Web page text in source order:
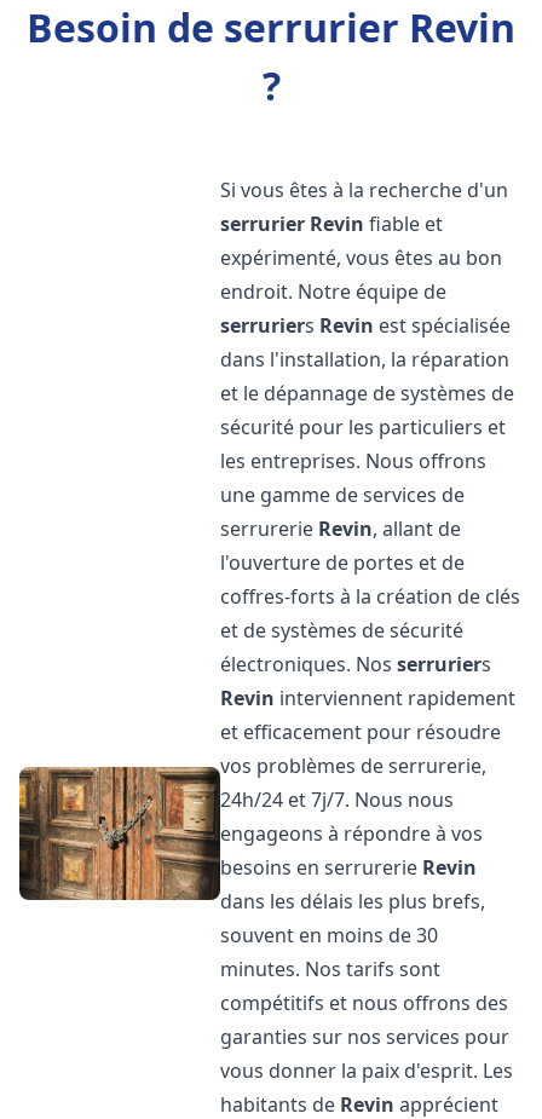
Besoin de serrurier Revin
?
Si vous êtes à la recherche d'un
serrurier Revin fiable et
expérimenté, vous êtes au bon
endroit. Notre équipe de
serruriers Revin est spécialisée
dans l'installation, la réparation
et le dépannage de systèmes de
sécurité pour les particuliers et
les entreprises. Nous offrons
une gamme de services de
serrurerie Revin, allant de
l'ouverture de portes et de
coffres-forts à la création de clés
et de systèmes de sécurité
électroniques. Nosserruriers
Revin interviennent rapidement
et efficacement pour résoudre
vos problèmes de serrurerie,
24h/24 et 7j/7. Nous nous
engageons à répondre à vos
besoins en serrurerie Revin
dans les délais les plus brefs,
souvent en moins de 30
minutes. Nos tarifs sont
compétitifs et nous offrons des
garanties sur nos services pour
vous donner la paix d'esprit. Les
habitants de Revin apprécient